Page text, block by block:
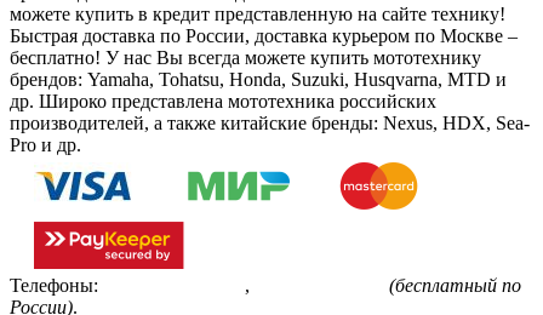
можете купить в кредит представленную на сайте технику!
Быстрая доставка по России, доставка курьером по Москве –
бесплатно! У нас Вы всегда можете купить мототехнику
брендов: Yamaha, Tohatsu, Honda, Suzuki, Husqvarna, MTD и
др. Широко представлена мототехника российских
производителей, а также китайские бренды: Nexus, HDX, Sea-
Pro и др.
Телефоны: ,
(бесплатный по
России).